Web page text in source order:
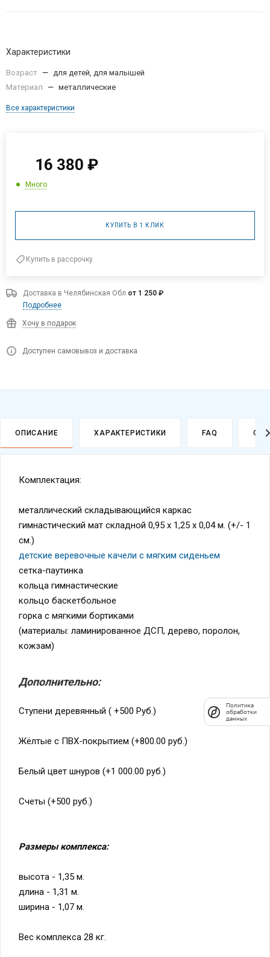
Характеристики
Возраст — для детей, для малышей
Материал
— металлические
Все характеристики
16 380 ₽
Много
КУПИТЬ В 1 КЛИК
Купить в рассрочку
Доставка в Челябинская Обл от 1 250 ₽
Подробнее
Хочу в подарок
Доступен самовывоз и доставка
ОПИСАНИЕ ХАРАКТЕРИСТИКИ FAQ
Комплектация:
металлический складывающийся каркас
гимнастический мат складной 0,95 х 1,25 х 0,04 м. (+/- 1
см.)
детские веревочные качели с мягким сиденьем
сетка-паутинка
кольца гимнастические
кольцо баскетбольное
горка с мягкими бортиками
(материалы: ламинированное ДСП, дерево, поролон,
кожзам)
Дополнительно:
Ступени деревянный ( +500 Руб.)
Жёлтые с ПВХ-покрытием (+800.00 руб.)
Белый цвет шнуров (+1 000.00 руб.)
Счеты (+500 руб.)
Размеры комплекса:
высота - 1,35 м.
длина - 1,31 м.
ширина - 1,07 м.
Вес комплекса 28 кг.
Политика
обработки
данных